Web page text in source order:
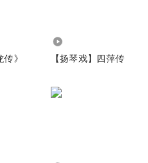
》 【扬琴戏】四萍传